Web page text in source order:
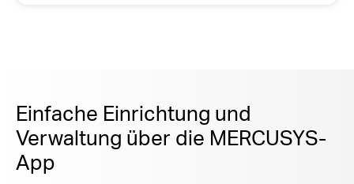
Einfache Einrichtung und
Verwaltung über die MERCUSYS-
App